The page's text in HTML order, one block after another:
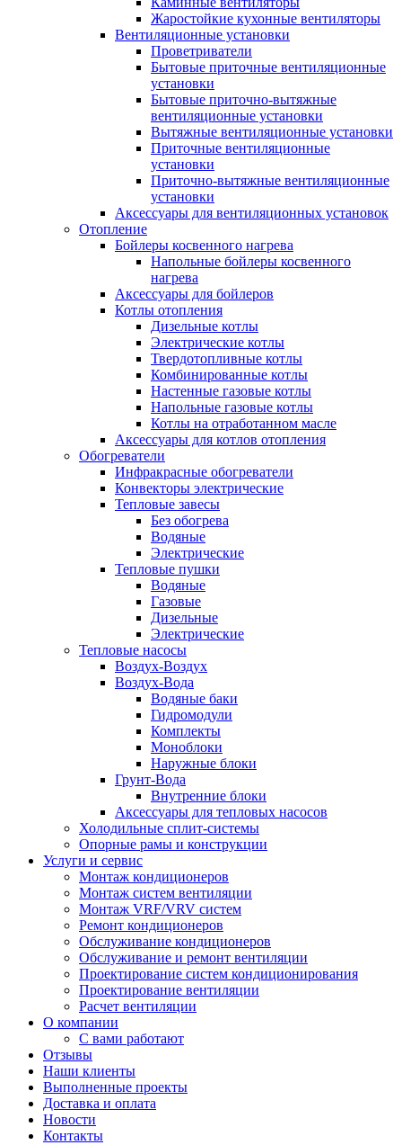
Жаростойкие кухонные вентиляторы
Вентиляционные установки
Проветриватели
Бытовые приточные вентиляционные
установки
Бытовые приточно-вытяжные
вентиляционные установки
Вытяжные вентиляционные установки
Приточные вентиляционные
установки
Приточно-вытяжные вентиляционные
установки
Аксессуары для вентиляционных установок
Отопление
Бойлеры косвенного нагрева
Напольные бойлеры косвенного
нагрева
Аксессуары для бойлеров
Котлы отопления
Дизельные котлы
Электрические котлы
Твердотопливные котлы
Комбинированные котлы
Настенные газовые котлы
Напольные газовые котлы
Котлы на отработанном масле
Аксессуары для котлов отопления
Обогреватели
Инфракрасные обогреватели
Конвекторы электрические
Тепловые завесы
Без обогрева
Водяные
Электрические
Тепловые пушки
Водяные
Газовые
Дизельные
Электрические
Тепловые насосы
Воздух-Воздух
Воздух-Вода
Водяные баки
Гидромодули
Комплекты
Моноблоки
Наружные блоки
Грунт-Вода
Внутренние блоки
Аксессуары для тепловых насосов
Холодильные сплит-системы
Опорные рамы и конструкции
Услуги и сервис
Монтаж кондиционеров
Монтаж систем вентиляции
Монтаж VRF/VRV систем
Ремонт кондиционеров
Обслуживание кондиционеров
Обслуживание и ремонт вентиляции
Проектирование систем кондиционирования
Проектирование вентиляции
Расчет вентиляции
О компании
С вами работают
Отзывы
Наши клиенты
Выполненные проекты
Доставка и оплата
Новости
Контакты